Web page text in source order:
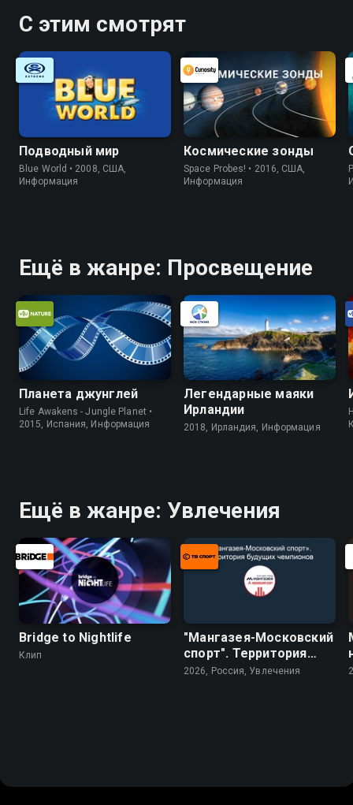
хорошем HD качестве на Смотрёшке
С этим смотрят
Подводный мир
Blue World • 2008, США,
Информация
Космические зонды
Space Probes! • 2016, США,
Информация
Ещё в жанре: Просвещение
Планета джунглей
Life Awakens - Jungle Planet •
2015, Испания, Информация
Легендарные маяки
Ирландии
2018, Ирландия, Информация
Ещё в жанре: Увлечения
Bridge to Nightlife
Клип
"Мангазея-Московский
спорт". Территория
будущих чемпионов
2026, Россия, Увлечения